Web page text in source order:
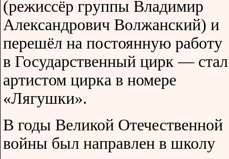
(режиссёр группы Владимир
Александрович Волжанский) и
перешёл на постоянную работу
в Государственный цирк — стал
артистом цирка в номере
«Лягушки».
В годы Великой Отечественной
войны был направлен в школу